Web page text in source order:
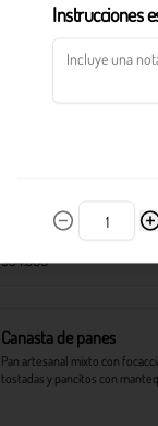
$34.900
Canasta de panes
Pan artesanal mixto con
tostadas y pancitos con
Instrucciones